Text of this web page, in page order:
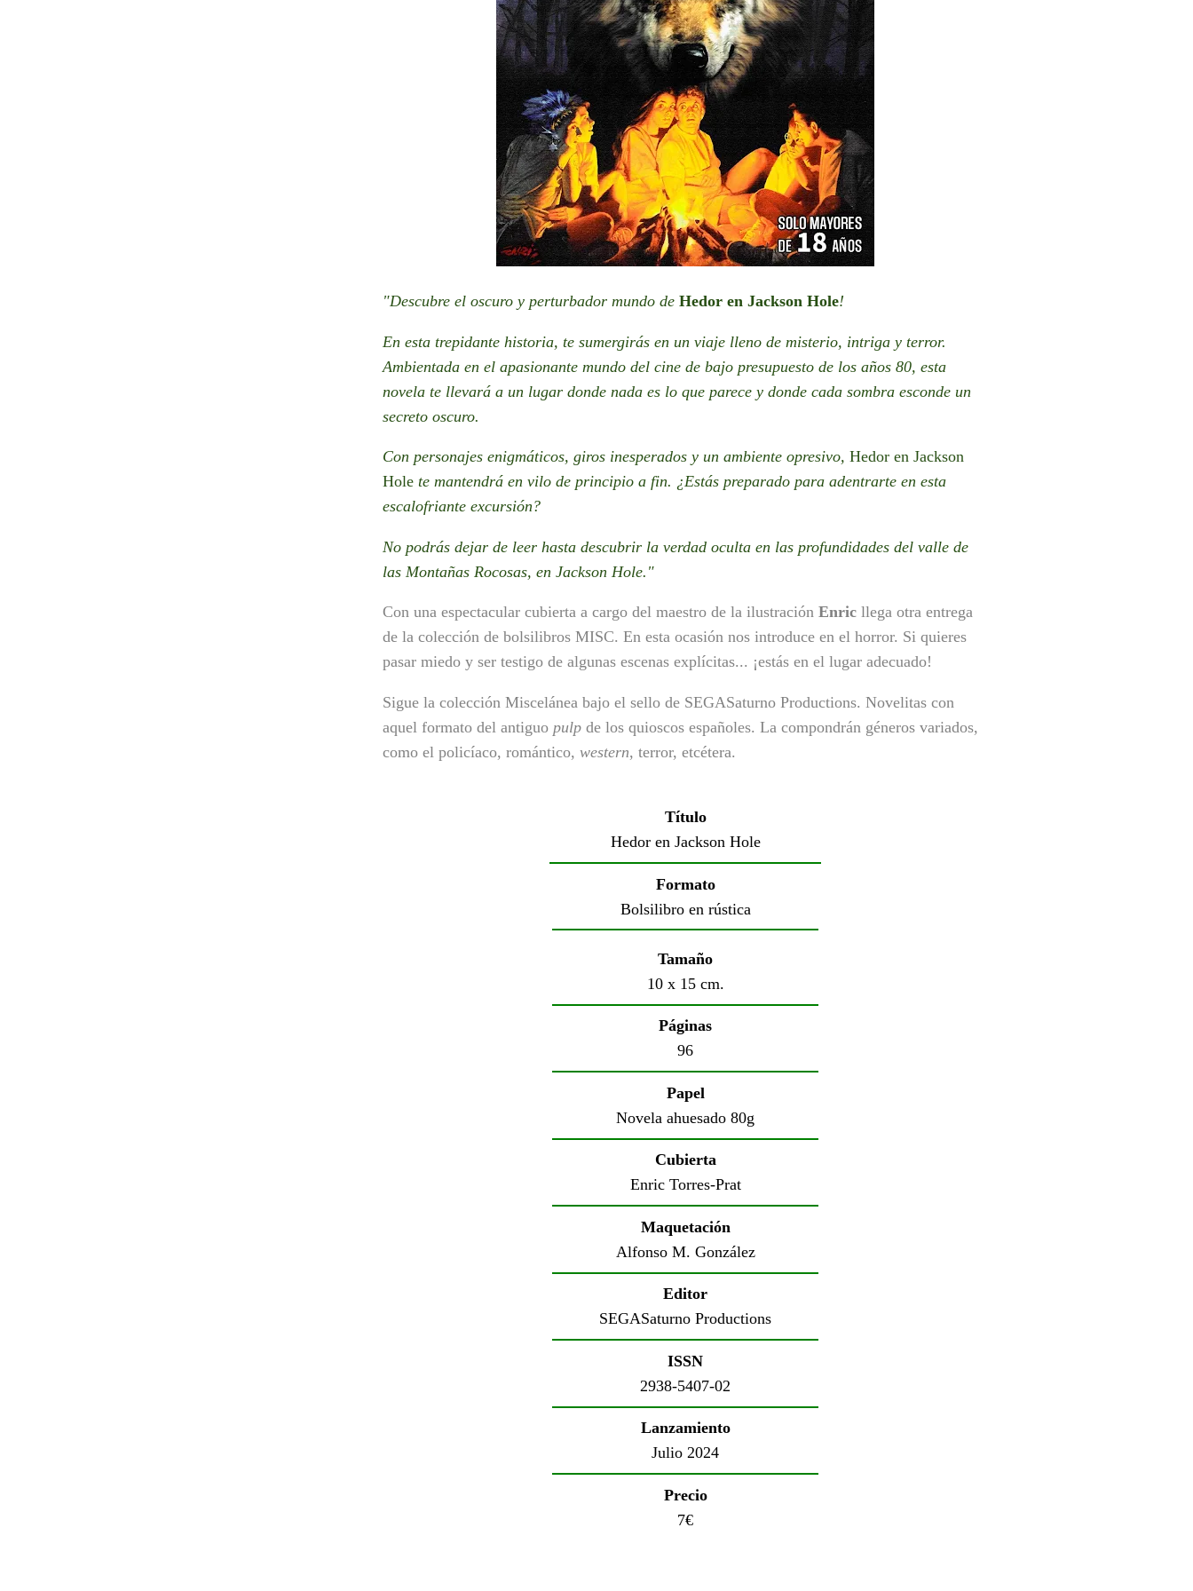
"Descubre el oscuro y perturbador mundo de Hedor en Jackson Hole!
En esta trepidante historia, te sumergirás en un viaje lleno de misterio, intriga y terror.
Ambientada en el apasionante mundo del cine de bajo presupuesto de los años 80, esta
novela te llevará a un lugar donde nada es lo que parece y donde cada sombra esconde un
secreto oscuro.
Con personajes enigmáticos, giros inesperados y un ambiente opresivo, Hedor en Jackson
Hole te mantendrá en vilo de principio a fin. ¿Estás preparado para adentrarte en esta
escalofriante excursión?
No podrás dejar de leer hasta descubrir la verdad oculta en las profundidades del valle de
las Montañas Rocosas, en Jackson Hole. "
Con una espectacular cubierta a cargo del maestro de la ilustración Enric llega otra entrega
de la colección de bolsilibros MISC. En esta ocasión nos introduce en el horror. Si quieres
pasar miedo y ser testigo de algunas escenas explícitas... ¡estás en el lugar adecuado!
Sigue la colección Miscelánea bajo el sello de SEGASaturno Productions. Novelitas con
aquel formato del antiguo pulp de los quioscos españoles. La compondrán géneros variados,
como el policíaco, romántico, western, terror, etcétera.
Título
Hedor en Jackson Hole
Formato
Bolsilibro en rústica
Tamaño
10 x 15 cm.
Páginas
96
Papel
Novela ahuesado 80g
Cubierta
Enric Torres-Prat
Maquetación
Alfonso M. González
Editor
SEGASaturno Productions
ISSN
2938-5407-02
Lanzamiento
Julio 2024
Precio
7€